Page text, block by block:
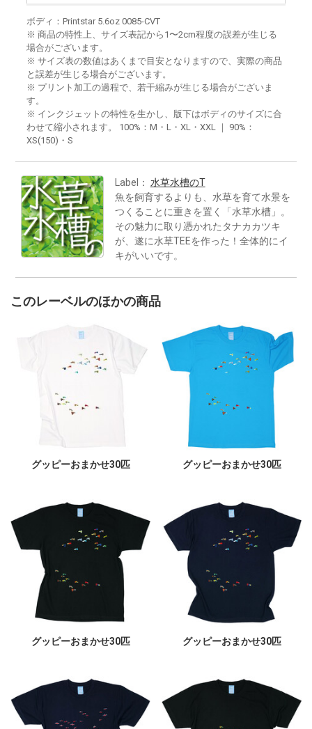
ボディ：Printstar 5.6oz 0085-CVT
※ 商品の特性上、サイズ表記から1〜2cm程度の誤差が生じる
場合がございます。
※ サイズ表の数値はあくまで目安となりますので、実際の商品
と誤差が生じる場合がございます。
※ プリント加工の過程で、若干縮みが生じる場合がございま
す。
※ インクジェットの特性を生かし、版下はボディのサイズに合
わせて縮小されます。 100%：M・L・XL・XXL ｜ 90%：
XS(150)・S
Label： 水草水槽のT
魚を飼育するよりも、水草を育て水景を
つくることに重きを置く「水草水槽」。
その魅力に取り憑かれたタナカカツキ
が、遂に水草TEEを作った！全体的にイ
キがいいです。
このレーベルのほかの商品
グッピーおまかせ30匹 グッピーおまかせ30匹
グッピーおまかせ30匹 グッピーおまかせ30匹